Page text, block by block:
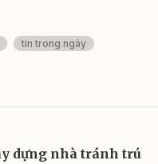
tin trong ngày
dựng nhà tránh trú